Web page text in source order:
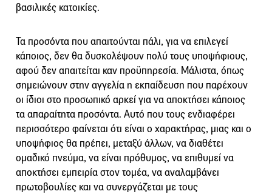
βασιλικές κατοικίες.
Τα προσόντα που απαιτούνται πάλι, για να επιλεγεί
κάποιος, δεν θα δυσκολέψουν πολύ τους υποψήφιους,
αφού δεν απαιτείται καν προϋπηρεσία. Μάλιστα, όπως
σημειώνουν στην αγγελία η εκπαίδευση που παρέχουν
οι ίδιοι στο προσωπικό αρκεί για να αποκτήσει κάποιος
τα απαραίτητα προσόντα. Αυτό που τους ενδιαφέρει
περισσότερο φαίνεται ότι είναι ο χαρακτήρας, μιας και ο
υποψήφιος θα πρέπει, μεταξύ άλλων, να διαθέτει
ομαδικό πνεύμα, να είναι πρόθυμος, να επιθυμεί να
αποκτήσει εμπειρία στον τομέα, να αναλαμβάνει
πρωτοβουλίες και να συνεργάζεται με τους